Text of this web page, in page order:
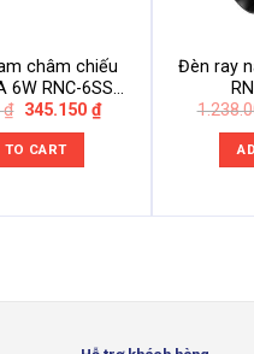
châm chiếu
6W RNC-6SS-
CRA
₫ Original
was:
531.000 ₫.
345.150 ₫Current
price
TO CART
Đèn ray